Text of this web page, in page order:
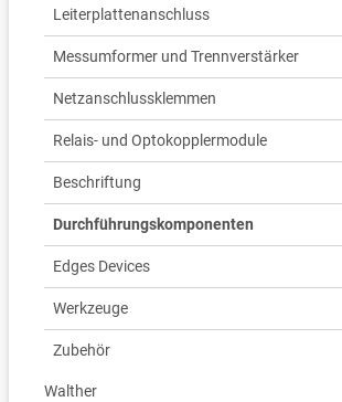
Leiterplattenanschluss
Messumformer und Trennverstärker
Netzanschlussklemmen
Relais- und Optokopplermodule
Beschriftung
Durchführungskomponenten
Edges Devices
Werkzeuge
Zubehör
Walther